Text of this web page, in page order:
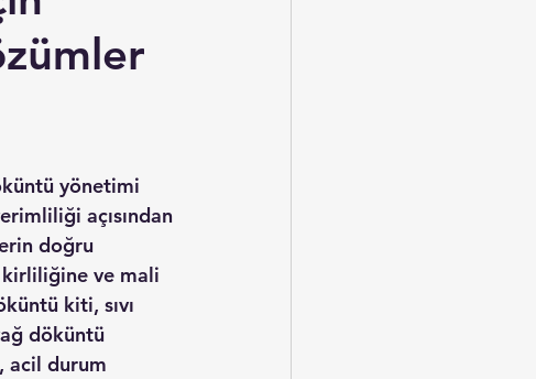
yönetimi
açısından
doğru
kirliliğine ve mali
kiti, sıvı
döküntü
acil durum